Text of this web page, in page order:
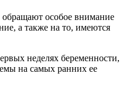
обращают особое внимание
а также на то, имеются
неделях беременности,
на самых ранних ее